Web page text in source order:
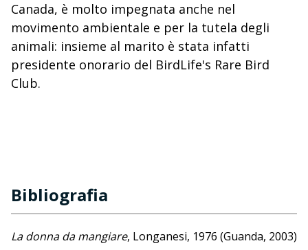
Canada, è molto impegnata anche nel
movimento ambientale e per la tutela degli
animali: insieme al marito è stata infatti
presidente onorario del BirdLife's Rare Bird
Club.
Bibliografia
La donna da mangiare, Longanesi, 1976 (Guanda, 2003)